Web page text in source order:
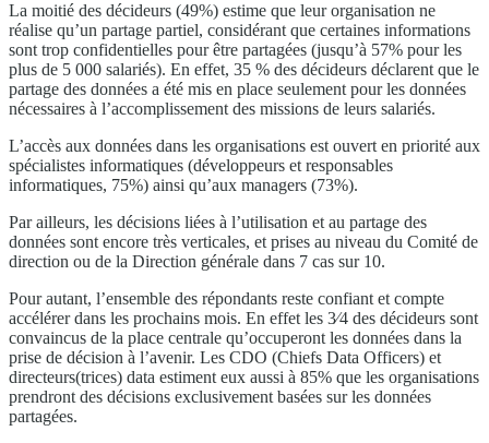
La moitié des décideurs (49%) estime que leur organisation ne
réalise qu’un partage partiel, considérant que certaines informations
sont trop confidentielles pour être partagées (jusqu’à 57% pour les
plus de 5 000 salariés). En effet, 35 % des décideurs déclarent que le
partage des données a été mis en place seulement pour les données
nécessaires à l’accomplissement des missions de leurs salariés.
L’accès aux données dans les organisations est ouvert en priorité aux
spécialistes informatiques (développeurs et responsables
informatiques, 75%) ainsi qu’aux managers (73%).
Par ailleurs, les décisions liées à l’utilisation et au partage des
données sont encore très verticales, et prises au niveau du Comité de
direction ou de la Direction générale dans 7 cas sur 10.
Pour autant, l’ensemble des répondants reste confiant et compte
accélérer dans les prochains mois. En effet les 3⁄4 des décideurs sont
convaincus de la place centrale qu’occuperont les données dans la
prise de décision à l’avenir. Les CDO (Chiefs Data Officers) et
directeurs(trices) data estiment eux aussi à 85% que les organisations
prendront des décisions exclusivement basées sur les données
partagées.